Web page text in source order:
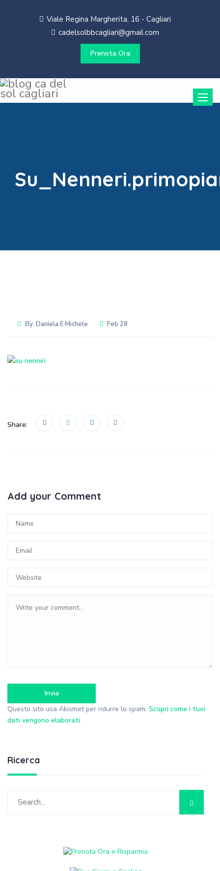
Viale Regina Margherita, 16 - Cagliari
cadelsolbbcagliari@gmail.com
Prenota Ora
Toggle
By: Daniela E Michele Feb 28
Share:
Add your Comment
Questo sito usa Akismet per ridurre lo spam. Scopri come i tuoi
dati vengono elaborati.
Ricerca